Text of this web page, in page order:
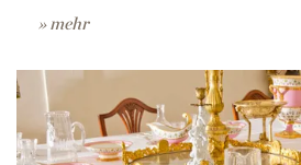
» mehr